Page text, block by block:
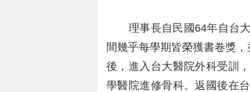
理事長自民國64年自台大
間幾乎每學期皆榮獲書卷獎
後，進入台大醫院外科受訓
學醫院進修骨科。返國後在